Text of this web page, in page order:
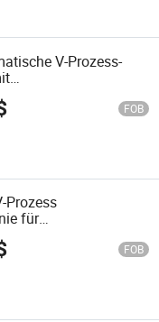
V-Prozess-
FOB
Prozess
für
Eisenbahnteile
FOB